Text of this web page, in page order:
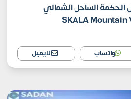
الحكمة الساحل الشمالي
واتساب الايميل